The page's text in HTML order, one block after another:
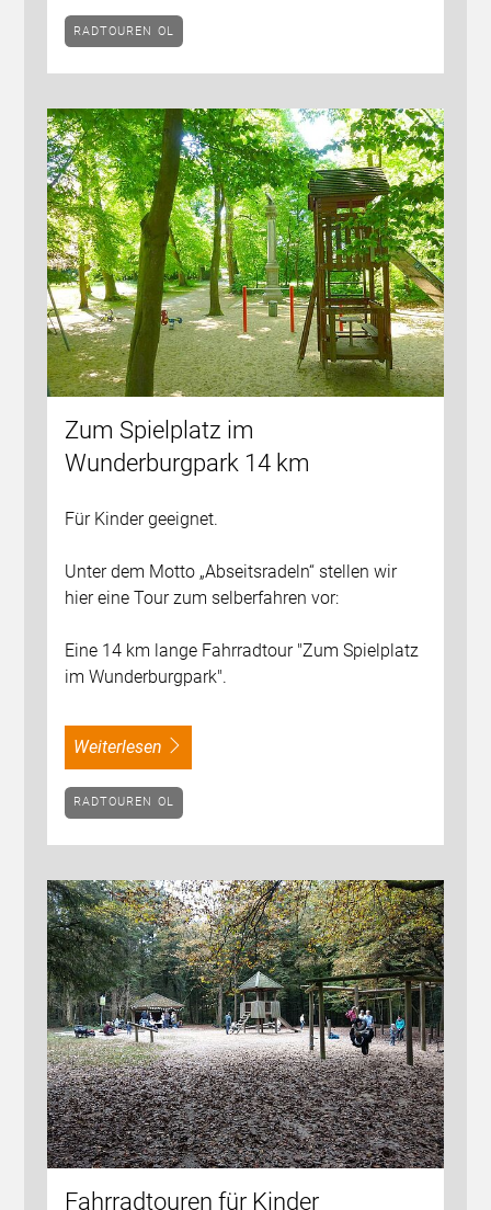
RADTOUREN OL
Zum Spielplatz im
Wunderburgpark 14 km
Für Kinder geeignet.
Unter dem Motto „Abseitsradeln“ stellen wir
hier eine Tour zum selberfahren vor:
Eine 14 km lange Fahrradtour "Zum Spielplatz
im Wunderburgpark".
weiterlesen
RADTOUREN OL
Fahrradtouren für Kinder